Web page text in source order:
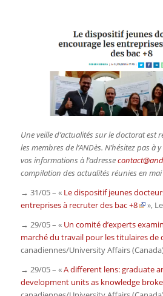
Une veille d’actualités sur le doctorat est
les membres de l’ANDès. N’hésitez pas
vos informations à l’adresse
compilation des actualités réunies en mai
→ 31/05 – « Le dispositif jeunes
entreprises à recruter des bac +8
»,
→ 29/05 – « Un comité d’experts
marché du travail pour les titulaires de
canadiennes/University Affairs
→ 29/05 – «A different lens: graduate
development units as knowledge